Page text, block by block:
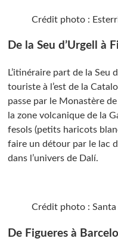
Crédit photo :
De la Seu d’Urgell à
L’itinéraire part de la Seu
touriste à l’est de la
passe par le Monastère
la zone volcanique de la
fesols (petits haricots
faire un détour par le lac
dans l’univers de Dalí.
Crédit photo : Santa
De Figueres à